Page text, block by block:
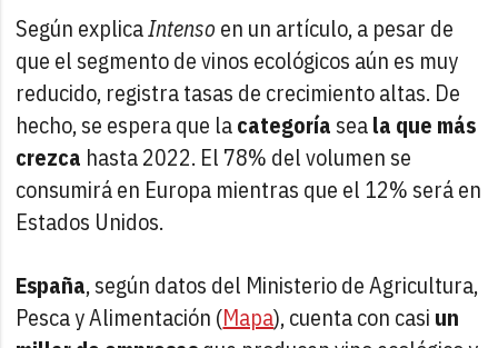
Según explicaIntenso en un artículo, a pesar de
que el segmento de vinos ecológicos aún es muy
reducido, registra tasas de crecimiento altas. De
hecho, se espera que lacategoría seala que más
crezca hasta 2022. El 78% del volumen se
consumirá en Europa mientras que el 12% será en
Estados Unidos.
España, según datos del Ministerio de Agricultura,
Pesca y Alimentación (Mapa), cuenta con casi un